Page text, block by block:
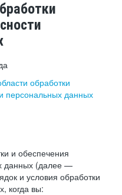
обработки
персональных данных
и обеспечения
данных (далее —
и условия обработки
когда вы: